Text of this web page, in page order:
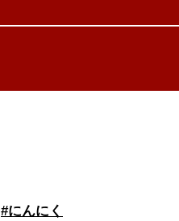
#にんにく